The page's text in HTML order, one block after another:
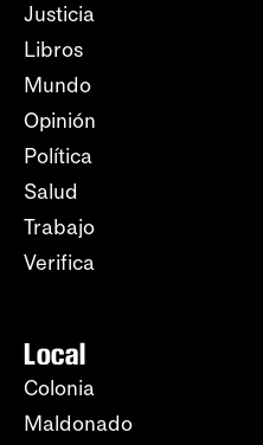
Justicia
Libros
Mundo
Opinión
Política
Salud
Trabajo
Verifica
Local
Colonia
Maldonado